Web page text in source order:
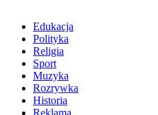
Edukacja
Polityka
Religia
Sport
Muzyka
Rozrywka
Historia
Reklama